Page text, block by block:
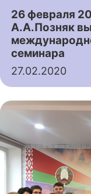
26 февраля
А.А.Позняк
семинара
27.02.2020